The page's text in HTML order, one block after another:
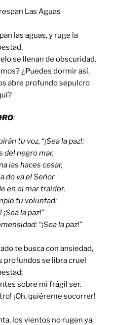
Las Aguas
las aguas, y ruge la
se llenan de obscuridad.
¿Puedes dormir así,
abre profundo sepulcro
:
tu voz, “¡Sea la paz!:
del negro mar,
las haces cesar,
do va el Señor
en el mar traidor.
tu voluntad:
¡Sea la paz!”
“¡Sea la paz!”
te busca con ansiedad,
profundos se libra cruel
sobre mi frágil ser.
¡Oh, quiéreme socorrer!
los vientos no rugen ya,